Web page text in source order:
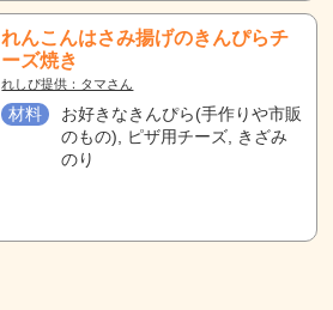
れんこんはさみ揚げのきんぴらチ
ーズ焼き
れしぴ提供：タマさん
材料
お好きなきんぴら(手作りや市販
のもの), ピザ用チーズ, きざみ
のり